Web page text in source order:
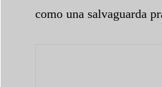
como una salvaguarda